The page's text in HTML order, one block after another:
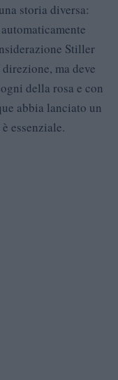
storia diversa:
Stiller
ma deve
della rosa e con
abbia lanciato un
è essenziale.